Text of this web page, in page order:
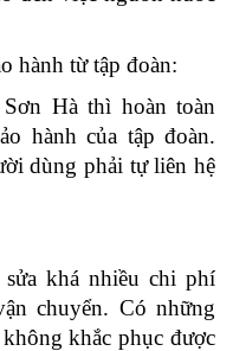
hành từ tập đoàn:
Hà thì hoàn toàn
hành của tập đoàn.
dùng phải tự liên hệ
khá nhiều chi phí
chuyển. Có những
khắc phục được